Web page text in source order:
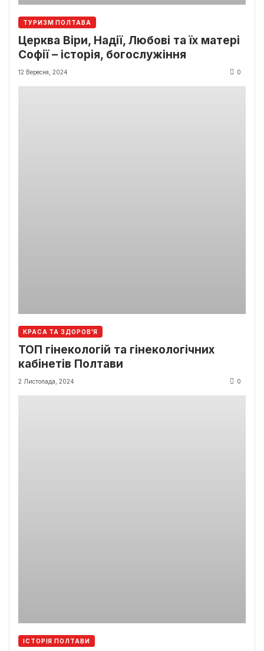
ТУРИЗМ ПОЛТАВА
Церква Віри, Надії, Любові та їх матері
Софії – історія, богослужіння
12 Вересня, 2024 0
КРАСА ТА ЗДОРОВ'Я
ТОП гінекологій та гінекологічних
кабінетів Полтави
2 Листопада, 2024 0
ІСТОРІЯ ПОЛТАВИ